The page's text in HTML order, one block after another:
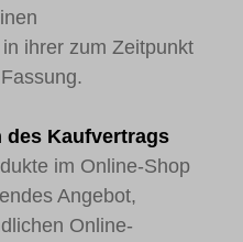
ihrer zum Zeitpunkt
des Kaufvertrags
im Online-Shop
Angebot,
Online-